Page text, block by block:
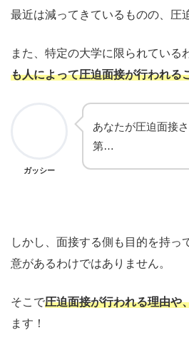
最近は減ってきているものの、圧
また、特定の大学に限られている
も人によって圧迫面接が行われる
ガッシー
あなたが圧迫面接
第…
しかし、面接する側も目的を持っ
意があるわけではありません。
そこで圧迫面接が行われる理由や
ます！